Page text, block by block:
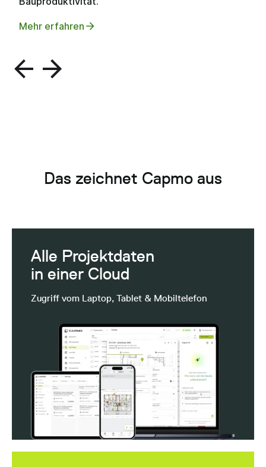
Mehr erfahren
Das zeichnet Capmo aus
Alle Projektdaten
in einer Cloud
Zugriff vom Laptop, Tablet & Mobiltelefon